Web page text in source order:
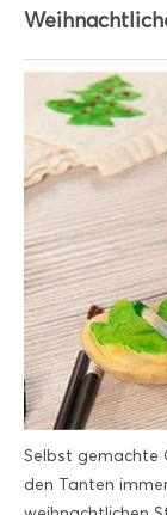
Selbst gemachte
den Tanten